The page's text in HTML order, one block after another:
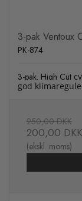
3-pak Ventoux
PK-874
3-pak. High Cut
god
250,00 DKK
200,00 DKK
(ekskl. moms)